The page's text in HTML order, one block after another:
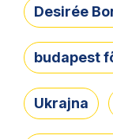
Desirée
budapest
Ukrajna